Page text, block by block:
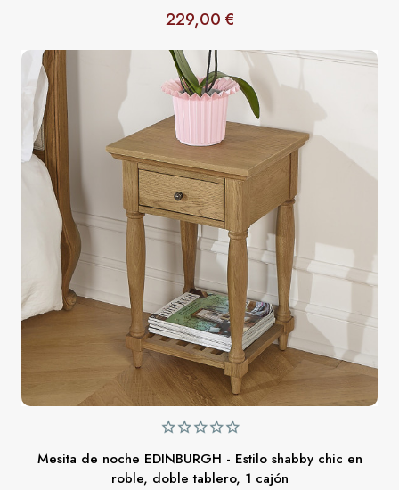
Precio
229,00 €
Mesita de noche EDINBURGH - Estilo shabby chic en
roble, doble tablero, 1 cajón